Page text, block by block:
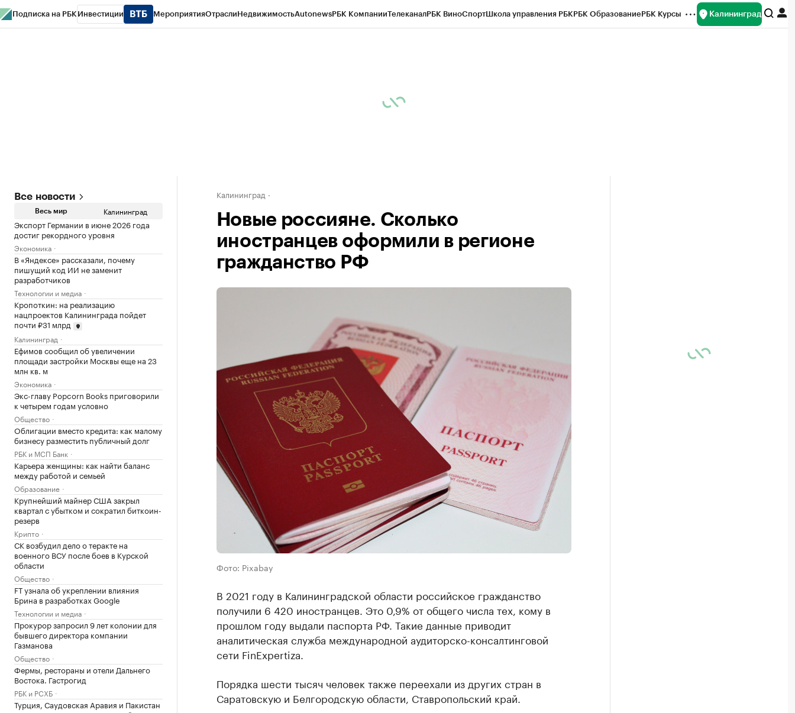
Подписка на РБК Инвестиции МероприятияОтраслиНедвижимостьAutonewsРБК КомпанииТелеканалРБК ВиноСпортШкола управления РБКРБК ОбразованиеРБК Курсы Калининград
Все новости
Весь мир Калининград
Экспорт Германии в июне 2026 года
достиг рекордного уровня
Экономика
В «Яндексе» рассказали, почему
пишущий код ИИ не заменит
разработчиков
Технологии и медиа
Кропоткин: на реализацию
нацпроектов Калининграда пойдет
почти ₽31 млрд
Калининград
Ефимов сообщил об увеличении
площади застройки Москвы еще на 23
млн кв. м
Экономика
Экс-главу Popcorn Books приговорили
к четырем годам условно
Общество
Облигации вместо кредита: как малому
бизнесу разместить публичный долг
РБК и МСП Банк
Карьера женщины: как найти баланс
между работой и семьей
Образование
Крупнейший майнер США закрыл
квартал с убытком и сократил биткоин-
резерв
Крипто
СК возбудил дело о теракте на
военного ВСУ после боев в Курской
области
Общество
FT узнала об укреплении влияния
Брина в разработках Google
Технологии и медиа
Прокурор запросил 9 лет колонии для
бывшего директора компании
Газманова
Общество
Фермы, рестораны и отели Дальнего
Востока. Гастрогид
РБК и РСХБ
Турция, Саудовская Аравия и Пакистан
Калининград
Новые россияне. Сколько
иностранцев оформили в регионе
гражданство РФ
Фото: Pixabay
В 2021 году в Калининградской области российское гражданство
получили 6 420 иностранцев. Это 0,9% от общего числа тех, кому в
прошлом году выдали паспорта РФ. Такие данные приводит
аналитическая служба международной аудиторско-консалтинговой
сети FinExpertiza.
Порядка шести тысяч человек также переехали из других стран в
Саратовскую и Белгородскую области, Ставропольский край.